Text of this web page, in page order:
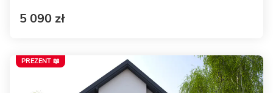
5 090 zł
PREZENT 📖